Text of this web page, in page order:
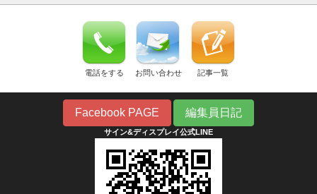
電話をする お問い合わせ 記事一覧
Facebook PAGE 編集員日記
サイン&ディスプレイ公式LINE